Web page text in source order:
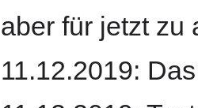
aber für jetzt zu
11.12.2019: